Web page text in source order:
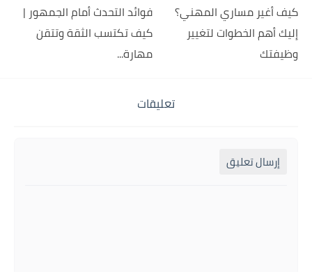
كيف أغير مساري المهني؟
إليك أهم الخطوات لتغيير
وظيفتك
فوائد التحدث أمام الجمهور |
كيف تكتسب الثقة وتتقن
مهارة...
تعليقات
إرسال تعليق